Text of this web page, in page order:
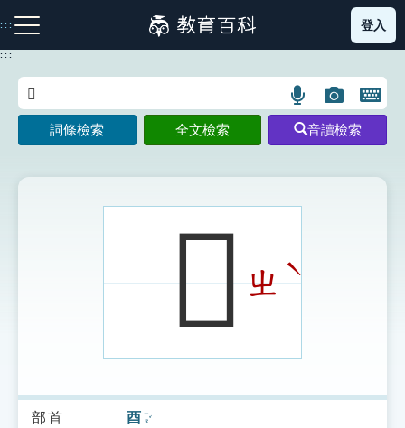
到
主
:::
注音索引圖示 筆畫索引圖示 部首索引表圖示
索引選單
登入
:::
語
言
搜
示
圖
片
搜
開
鍵
圖
詞條檢索 全文檢索 音讀檢索
𨡘ㄓ ˋ
部首 酉 ㄧㄡˇ